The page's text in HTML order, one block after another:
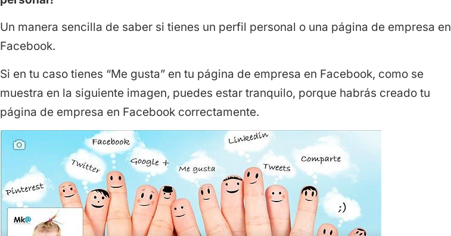
Un manera sencilla de saber si tienes un perfil personal o una página de empresa en
Facebook.
Si en tu caso tienes “Me gusta” en tu página de empresa en Facebook, como se
muestra en la siguiente imagen, puedes estar tranquilo, porque habrás creado tu
página de empresa en Facebook correctamente.